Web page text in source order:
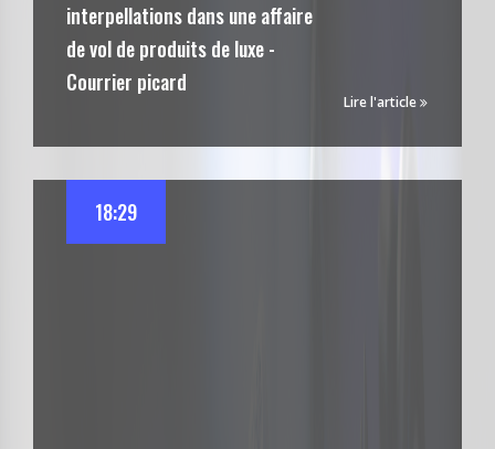
interpellations dans une affaire
de vol de produits de luxe -
Courrier picard
Lire l'article
18:29